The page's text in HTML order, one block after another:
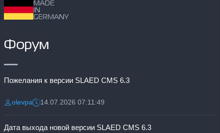
MADE
IN
GERMANY
Форум
Пожелания к версии SLAED CMS 6.3
Разместил:
olevpaДата:14.07.2026 07:11:49
Дата выхода новой версии SLAED CMS 6.3